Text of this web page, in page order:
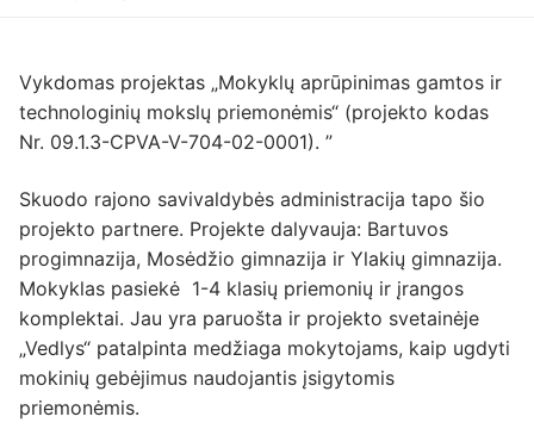
Vykdomas projektas „Mokyklų aprūpinimas gamtos ir
technologinių mokslų priemonėmis“ (projekto kodas
Nr. 09.1.3-CPVA-V-704-02-0001). ”
Skuodo rajono savivaldybės administracija tapo šio
projekto partnere. Projekte dalyvauja: Bartuvos
progimnazija, Mosėdžio gimnazija ir Ylakių gimnazija.
Mokyklas pasiekė 1-4 klasių priemonių ir įrangos
komplektai. Jau yra paruošta ir projekto svetainėje
„Vedlys“ patalpinta medžiaga mokytojams, kaip ugdyti
mokinių gebėjimus naudojantis įsigytomis
priemonėmis.